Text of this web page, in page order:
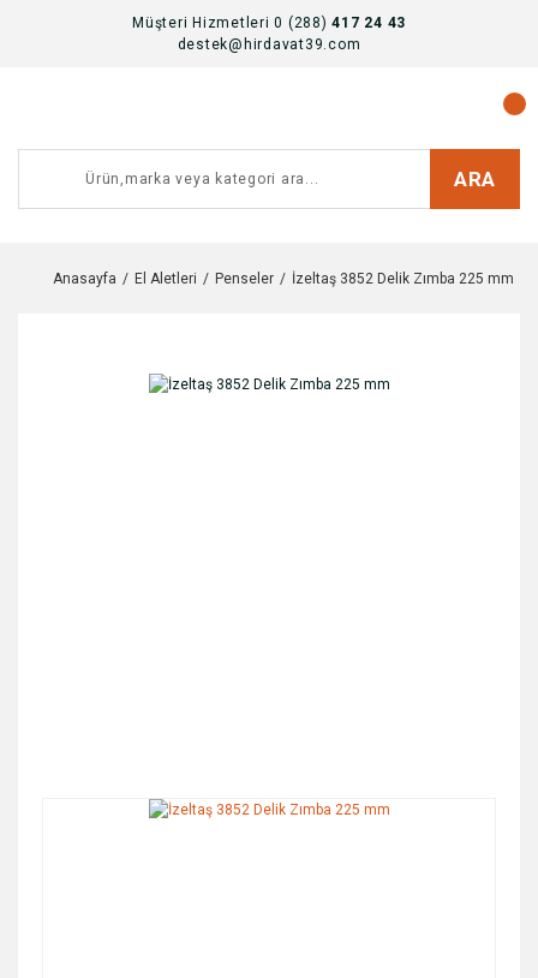
Müşteri Hizmetleri 0 (288)417 24 43
destek@hirdavat39.com
ARA
Anasayfa El Aletleri Penseler İzeltaş 3852 Delik Zımba 225 mm